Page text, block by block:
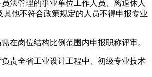
法管理的事业单位工作人员、离退休人
其他不符合政策规定的人员不得申报专业
在岗位结构比例范围内申报职称评审。
责全省工业设计工程中、初级专业技术